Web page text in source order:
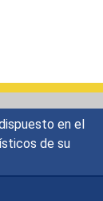
en el
de su